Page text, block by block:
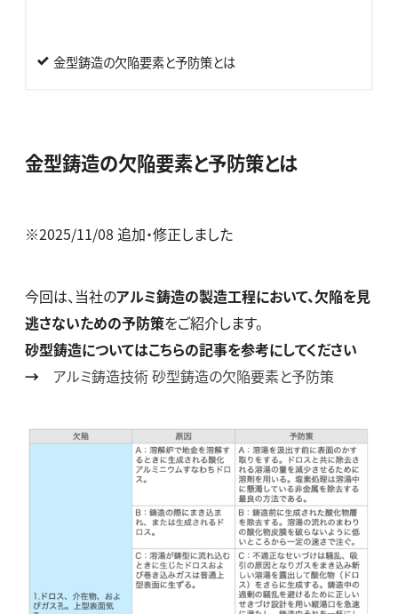
金型鋳造の欠陥要素と予防策とは
金型鋳造の欠陥要素と予防策とは
※2025/11/08 追加・修正しました
今回は、当社のアルミ鋳造の製造工程において、欠陥を見
逃さないための予防策をご紹介します。
砂型鋳造についてはこちらの記事を参考にしてください
→
アルミ鋳造技術 砂型鋳造の欠陥要素と予防策